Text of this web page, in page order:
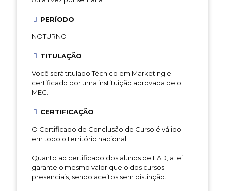
PERÍODO
NOTURNO
TITULAÇÃO
Você será titulado Técnico em Marketing e
certificado por uma instituição aprovada pelo
MEC.
CERTIFICAÇÃO
O Certificado de Conclusão de Curso é válido
em todo o território nacional.
Quanto ao certificado dos alunos de EAD, a lei
garante o mesmo valor que o dos cursos
presenciais, sendo aceitos sem distinção.